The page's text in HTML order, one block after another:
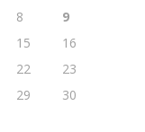
8
9
15
16
22
23
29
30